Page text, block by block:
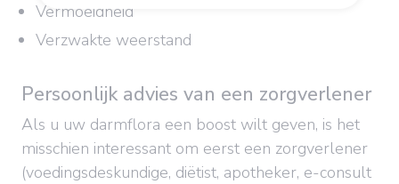
Vermoeidheid
Verzwakte weerstand
Persoonlijk advies van een zorgverlener
Als u uw darmflora een boost wilt geven, is het
misschien interessant om eerst een zorgverlener
(voedingsdeskundige, diëtist, apotheker, e-consult